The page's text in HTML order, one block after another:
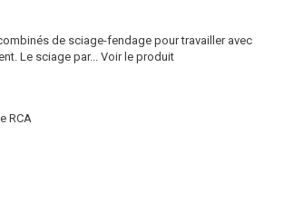
de sciage-fendage pour travailler avec
Le sciage par... Voir le produit
RCA